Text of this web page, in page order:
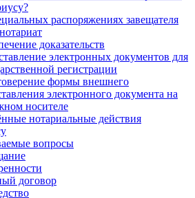
распоряжениях завещателя
доказательств
электронных документов для
регистрации
формы внешнего
электронного документа на
носителе
нотариальные действия
вопросы
договор